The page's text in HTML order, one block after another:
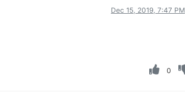
Dec 15, 2019, 7:47 PM
0